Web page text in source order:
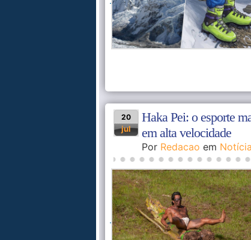
20
jul
Haka Pei: o esporte
em alta velocidade
Por Redacao em